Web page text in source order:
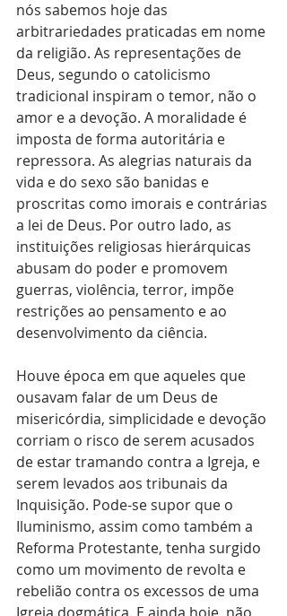
nós sabemos hoje das
arbitrariedades praticadas em nome
da religião. As representações de
Deus, segundo o catolicismo
tradicional inspiram o temor, não o
amor e a devoção. A moralidade é
imposta de forma autoritária e
repressora. As alegrias naturais da
vida e do sexo são banidas e
proscritas como imorais e contrárias
a lei de Deus. Por outro lado, as
instituições religiosas hierárquicas
abusam do poder e promovem
guerras, violência, terror, impõe
restrições ao pensamento e ao
desenvolvimento da ciência.
Houve época em que aqueles que
ousavam falar de um Deus de
misericórdia, simplicidade e devoção
corriam o risco de serem acusados
de estar tramando contra a Igreja, e
serem levados aos tribunais da
Inquisição. Pode-se supor que o
Iluminismo, assim como também a
Reforma Protestante, tenha surgido
como um movimento de revolta e
rebelião contra os excessos de uma